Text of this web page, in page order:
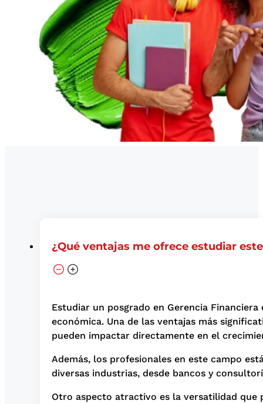
¿Qué ventajas me ofrece estudiar
Estudiar un posgrado en Gerencia
económica. Una de las ventajas más
pueden impactar directamente en el
Además, los profesionales en este campo
diversas industrias, desde bancos y
Otro aspecto atractivo es la versatilidad que